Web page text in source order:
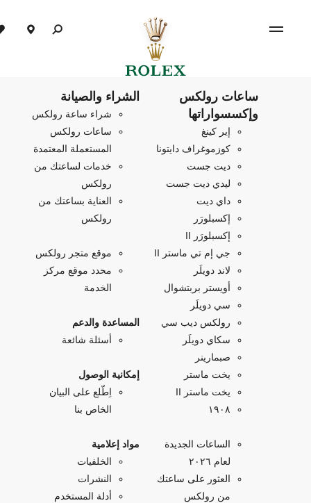
ساعات رولكس
وإكسسواراتها
إير كينغ
كوزموغراف دايتونا
ديت جست
ليدي ديت جست
داي ديت
إكسبلورَر
إكسبلورَر II
جي إم تي ماستر II
لاند دويلَر
أويستر بربتشوال
سي دويلَر
رولكس ديب سي
سكاي دويلَر
صبمارينر
يخت ماستر
يخت ماستر II
۱۹۰۸
الساعات الجديدة
لعام ٢٠٢٦
العثور على ساعتك
من رولكس
الشراء والصيانة
شراء ساعة رولكس
ساعات رولكس
المستعملة المعتمدة
خدمات لساعتك من
رولكس
العناية بساعتك من
رولكس
موقع متجر رولكس
محدد موقع مركز
الخدمة
المساعدة والدعم
أسئلة شائعة
إمكانية الوصول
اِطّلع على البيان
الخاص بنا
مواد إعلامية
الخلفيات
النشرات
أدلة المستخدم